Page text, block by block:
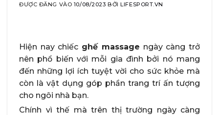
ĐƯỢC ĐĂNG VÀO 10/08/2023 BỞILIFESPORT.VN
Hiện nay chiếc ghế massage ngày càng trở
nên phổ biến với mỗi gia đình bởi nó mang
đến những lợi ích tuyệt vời cho sức khỏe mà
còn là vật dụng góp phần trang trí ấn tượng
cho ngôi nhà bạn.
Chính vì thế mà trên thị trường ngày càng